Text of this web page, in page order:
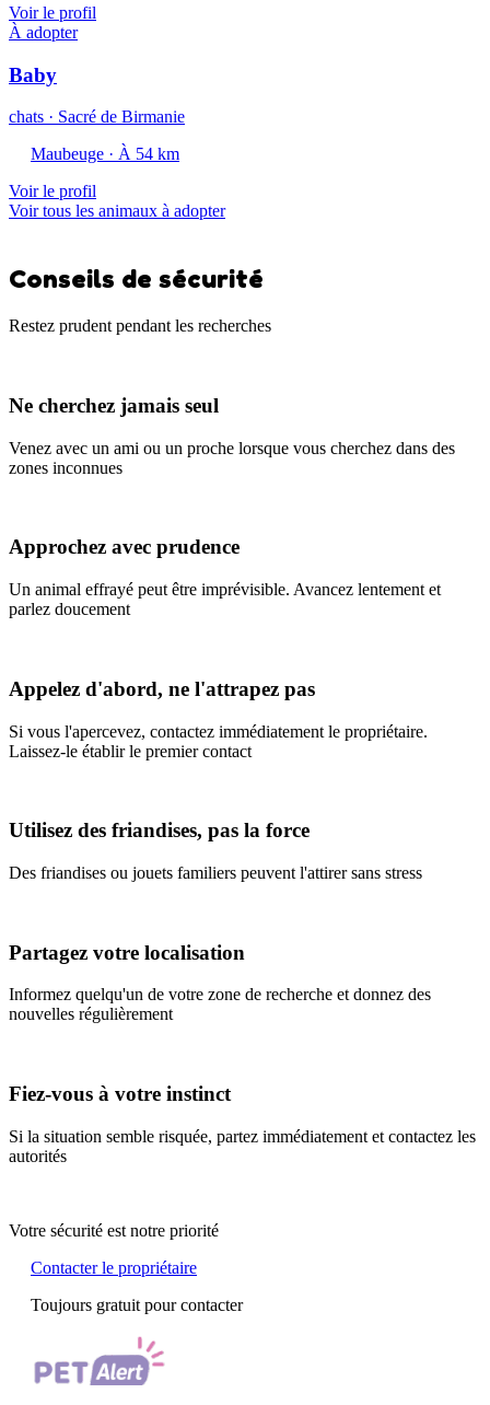
Voir le profil
À adopter
Baby
chats · Sacré de Birmanie
Maubeuge · À 54 km
Voir le profil
Voir tous les animaux à adopter
Conseils de sécurité
Restez prudent pendant les recherches
Ne cherchez jamais seul
Venez avec un ami ou un proche lorsque vous cherchez dans des
zones inconnues
Approchez avec prudence
Un animal effrayé peut être imprévisible. Avancez lentement et
parlez doucement
Appelez d'abord, ne l'attrapez pas
Si vous l'apercevez, contactez immédiatement le propriétaire.
Laissez-le établir le premier contact
Utilisez des friandises, pas la force
Des friandises ou jouets familiers peuvent l'attirer sans stress
Partagez votre localisation
Informez quelqu'un de votre zone de recherche et donnez des
nouvelles régulièrement
Fiez-vous à votre instinct
Si la situation semble risquée, partez immédiatement et contactez les
autorités
Votre sécurité est notre priorité
Contacter le propriétaire
Toujours gratuit pour contacter